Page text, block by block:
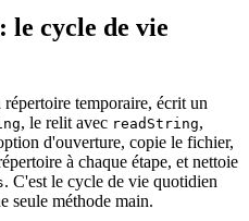
le cycle de vie
temporaire, écrit un
, le relit avec readString,
d'ouverture, copie le fichier,
à chaque étape, et nettoie
. C'est le cycle de vie quotidien
seule méthode main.